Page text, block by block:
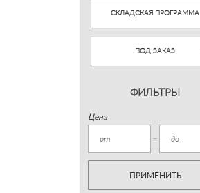
СКЛАДСКАЯ ПРОГРАММА
ПОД ЗАКАЗ
ФИЛЬТРЫ
Цена
ПРИМЕНИТЬ